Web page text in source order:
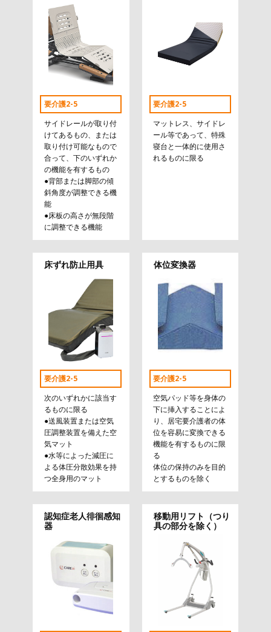
要介護2-5
サイドレールが取り付
けてあるもの、または
取り付け可能なもので
合って、下のいずれか
の機能を有するもの
●背部または脚部の傾
斜角度が調整できる機
能
●床板の高さが無段階
に調整できる機能
要介護2-5
マットレス、サイドレ
ール等であって、特殊
寝台と一体的に使用さ
れるものに限る
床ずれ防止用具
要介護2-5
次のいずれかに該当す
るものに限る
●送風装置または空気
圧調整装置を備えた空
気マット
●水等によった減圧に
よる体圧分散効果を持
つ全身用のマット
体位変換器
要介護2-5
空気パッド等を身体の
下に挿入することによ
り、居宅要介護者の体
位を容易に変換できる
機能を有するものに限
る
体位の保持のみを目的
とするものを除く
認知症老人徘徊感知
器
移動用リフト（つり
具の部分を除く）